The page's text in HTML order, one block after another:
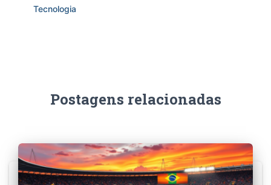
Tecnologia
Postagens relacionadas